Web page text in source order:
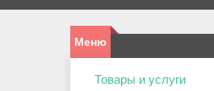
Товары и услуги